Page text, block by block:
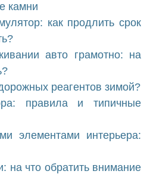
камни
как продлить срок
авто грамотно: на
реагентов зимой?
правила и типичные
элементами интерьера:
на что обратить внимание